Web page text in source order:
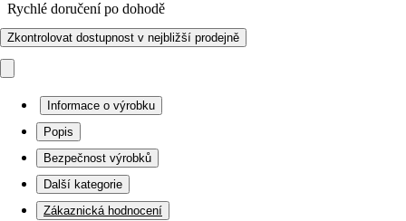
Rychlé doručení po dohodě
Zkontrolovat dostupnost v nejbližší prodejně
Informace o výrobku
Popis
Bezpečnost výrobků
Další kategorie
Zákaznická hodnocení